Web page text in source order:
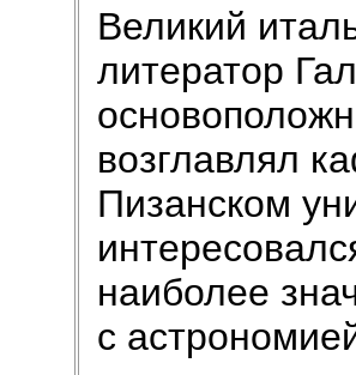
Великий
литератор
возглавлял
Пизанском
наиболее
с